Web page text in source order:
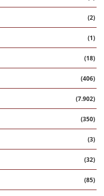
(2)
(1)
(18)
(406)
(7.902)
(350)
(3)
(32)
(85)